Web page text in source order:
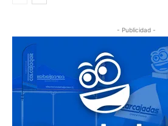
- Publicidad -